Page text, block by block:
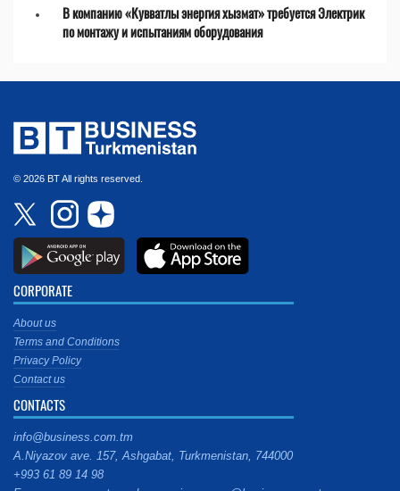
В компанию «Кувватлы энергия хызмат» требуется Электрик
по монтажу и испытаниям оборудования
© 2026 BT All rights reserved.
CORPORATE
About us
Terms and Conditions
Privacy Policy
Contact us
CONTACTS
info@business.com.tm
A.Niyazov ave. 157, Ashgabat, Turkmenistan, 744000
+993 61 89 14 98